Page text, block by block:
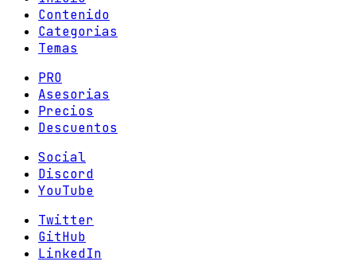
Contenido
Categorias
Temas
PRO
Asesorias
Precios
Descuentos
Social
Discord
YouTube
Twitter
GitHub
LinkedIn